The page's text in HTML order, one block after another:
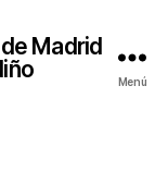
Madrid
Menú